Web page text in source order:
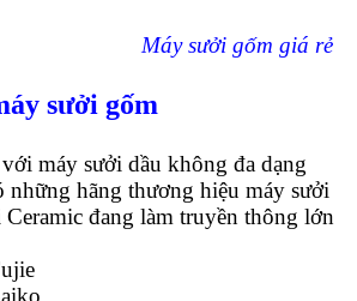
Máy sưởi gốm giá rẻ
sưởi gốm
máy sưởi dầu không đa dạng
những hãng thương hiệu máy sưởi
đang làm truyền thông lớn